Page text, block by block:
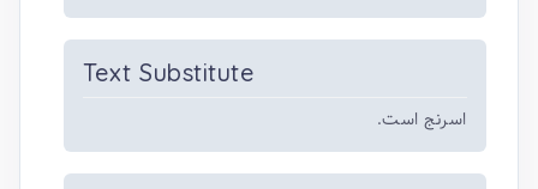
Text Substitute
اسرنج است.